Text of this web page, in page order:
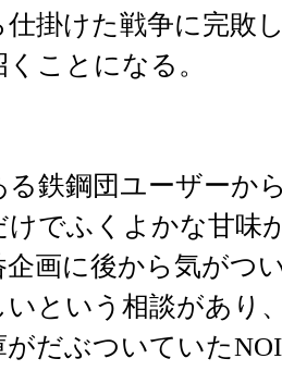
仕掛けた戦争に完敗
くことになる。
る鉄鋼団ユーザーか
けでふくよかな甘味
企画に後から気がつ
いという相談があり
がだぶついていた